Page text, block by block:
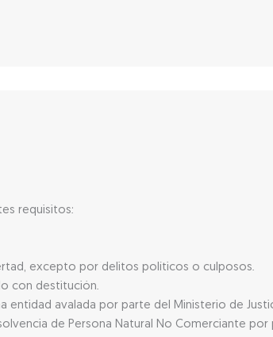
requisitos:
excepto por delitos políticos o culposos.
con destitución.
avalada por parte del Ministerio de
de Persona Natural No Comerciante